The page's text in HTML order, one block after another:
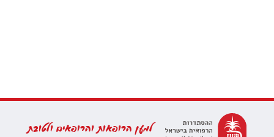
למען הרופאות והרופאים ולטובת